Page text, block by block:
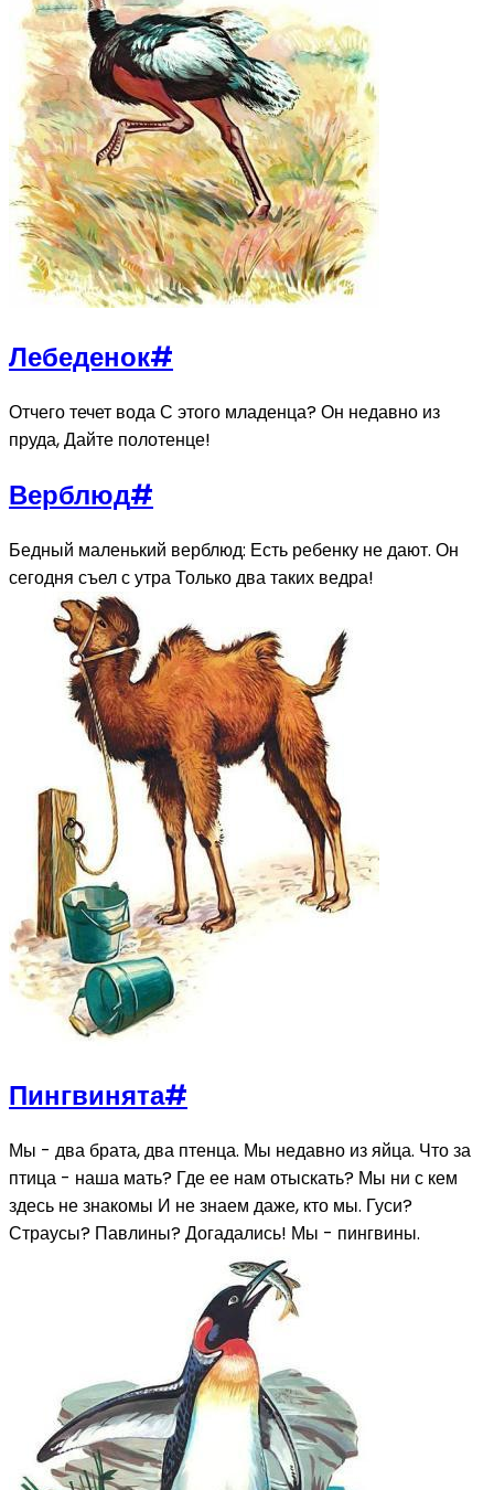
Лебеденок#
Отчего течет вода С этого младенца? Он недавно из
пруда, Дайте полотенце!
Верблюд#
Бедный маленький верблюд: Есть ребенку не дают. Он
сегодня съел с утра Только два таких ведра!
Пингвинята#
Мы - два брата, два птенца. Мы недавно из яйца. Что за
птица - наша мать? Где ее нам отыскать? Мы ни с кем
здесь не знакомы И не знаем даже, кто мы. Гуси?
Страусы? Павлины? Догадались! Мы - пингвины.